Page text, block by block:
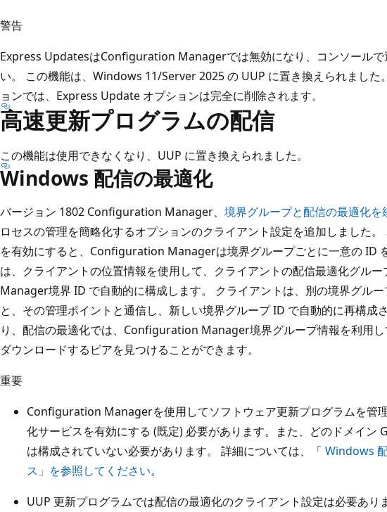
警告
Express UpdatesはConfiguration Managerでは無効になり、コンソールで
い。 この機能は、Windows 11/Server 2025 の UUP に置き換えられました
ョンでは、Express Update オプションは完全に削除されます。
高速更新プログラムの配信
この機能は使用できなくなり、UUP に置き換えられました。
Windows 配信の最適化
バージョン 1802 Configuration Manager、 境界グループと配信の最適化を
ロセスの管理を簡略化するオプションのクライアント設定を追加しました
を有効にすると、Configuration Managerは境界グループごとに一意の ID
は、クライアントの位置情報を使用して、クライアントの配信最適化グル
Manager境界 ID で自動的に構成します。 クライアントは、別の境界グル
と、その管理ポイントと通信し、新しい境界グループ ID で自動的に再構成
り、配信の最適化では、Configuration Manager境界グループ情報を利用
ダウンロードするピアを見つけることができます。
重要
Configuration Managerを使用してソフトウェア更新プログラムを管
化サービスを有効にする (既定) 必要があります。また、どのドメイン
は構成されていない必要があります。 詳細については、「 Windows
ス」を参照してください。
UUP 更新プログラムでは配信の最適化のクライアント設定は必要あり